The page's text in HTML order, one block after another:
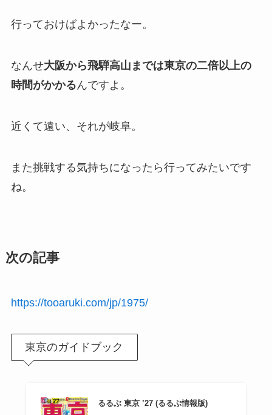
行っておけばよかったなー。
なんせ大阪から飛騨高山までは東京の二倍以上の
時間がかかるんですよ。
近くて遠い、それが岐阜。
また挑戦する気持ちになったら行ってみたいです
ね。
次の記事
https://tooaruki.com/jp/1975/
東京のガイドブック
るるぶ 東京 ’27 (るるぶ情報版)